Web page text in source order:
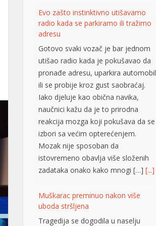
Evo zašto instinktivno utišavamo
radio kada se parkiramo ili tražimo
adresu
Gotovo svaki vozač je bar jednom
utišao radio kada je pokušavao da
pronađe adresu, uparkira automobil
ili se probije kroz gust saobraćaj.
Iako djeluje kao obična navika,
naučnici kažu da je to prirodna
reakcija mozga koji pokušava da se
izbori sa većim opterećenjem.
Mozak nije sposoban da
istovremeno obavlja više složenih
zadataka onako kako mnogi […] [...]
Muškarac preminuo nakon više
uboda stršljena
Tragedija se dogodila u naselju